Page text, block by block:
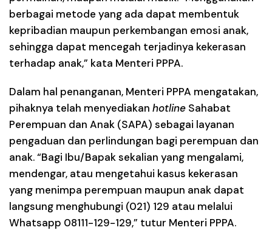
berbagai metode yang ada dapat membentuk
kepribadian maupun perkembangan emosi anak,
sehingga dapat mencegah terjadinya kekerasan
terhadap anak,” kata Menteri PPPA.
Dalam hal penanganan, Menteri PPPA mengatakan,
pihaknya telah menyediakan hotline Sahabat
Perempuan dan Anak (SAPA) sebagai layanan
pengaduan dan perlindungan bagi perempuan dan
anak. “Bagi Ibu/Bapak sekalian yang mengalami,
mendengar, atau mengetahui kasus kekerasan
yang menimpa perempuan maupun anak dapat
langsung menghubungi (021) 129 atau melalui
Whatsapp 08111-129-129,” tutur Menteri PPPA.